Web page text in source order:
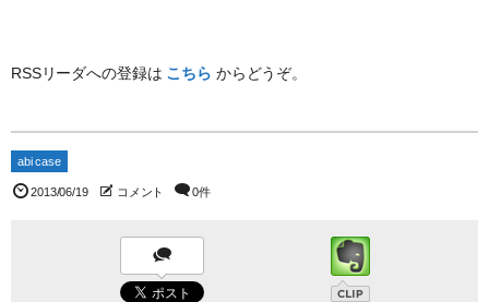
RSSリーダへの登録は こちら からどうぞ。
abi case
2013/06/19 コメント 0件